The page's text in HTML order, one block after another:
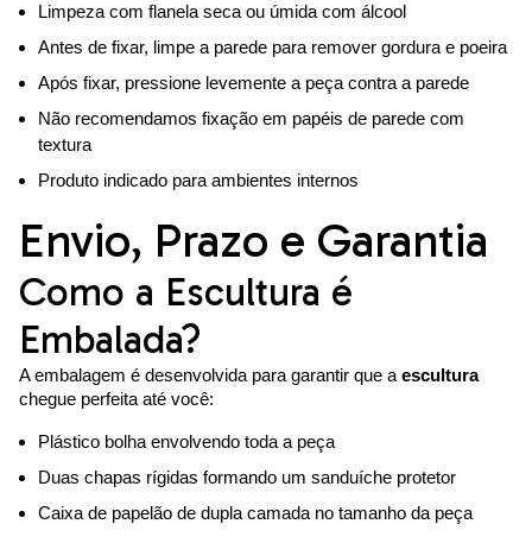
Limpeza com flanela seca ou úmida com álcool
Antes de fixar, limpe a parede para remover gordura e poeira
Após fixar, pressione levemente a peça contra a parede
Não recomendamos fixação em papéis de parede com
textura
Produto indicado para ambientes internos
Envio, Prazo e Garantia
Como a Escultura é
Embalada?
A embalagem é desenvolvida para garantir que a escultura
chegue perfeita até você:
Plástico bolha envolvendo toda a peça
Duas chapas rígidas formando um sanduíche protetor
Caixa de papelão de dupla camada no tamanho da peça